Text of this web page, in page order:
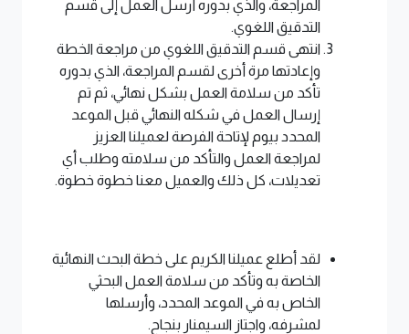
المراجعة، والذي بدوره أرسل العمل إلى قسم
التدقيق اللغوي.
انتهى قسم التدقيق اللغوي من مراجعة الخطة
وإعادتها مرة أخرى لقسم المراجعة، الذي بدوره
تأكد من سلامة العمل بشكل نهائي، ثم تم
إرسال العمل في شكله النهائي قبل الموعد
المحدد بيوم لإتاحة الفرصة لعميلنا العزيز
لمراجعة العمل والتأكد من سلامته وطلب أي
تعديلات، كل ذلك والعميل معنا خطوة خطوة.
لقد أطلع عميلنا الكريم على خطة البحث النهائية
الخاصة به وتأكد من سلامة العمل البحثي
الخاص به في الموعد المحدد، وأرسلها
لمشرفه، واجتاز السيمنار بنجاح.